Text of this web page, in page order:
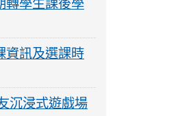
資訊及選課時
沉浸式遊戲場